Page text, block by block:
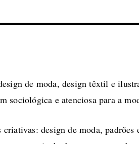
de moda, design têxtil e
sociológica e atenciosa para a
design de moda, padrões